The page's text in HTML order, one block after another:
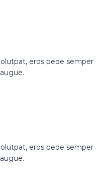
eros pede semper
eros pede semper